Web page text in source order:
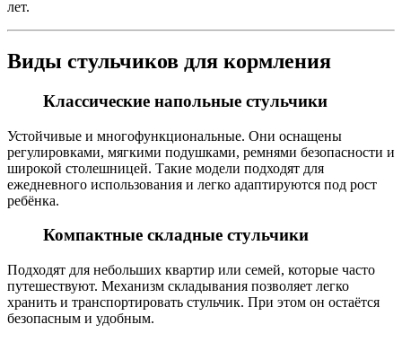
лет.
Виды стульчиков для кормления
Классические напольные стульчики
Устойчивые и многофункциональные. Они оснащены
регулировками, мягкими подушками, ремнями безопасности и
широкой столешницей. Такие модели подходят для
ежедневного использования и легко адаптируются под рост
ребёнка.
Компактные складные стульчики
Подходят для небольших квартир или семей, которые часто
путешествуют. Механизм складывания позволяет легко
хранить и транспортировать стульчик. При этом он остаётся
безопасным и удобным.